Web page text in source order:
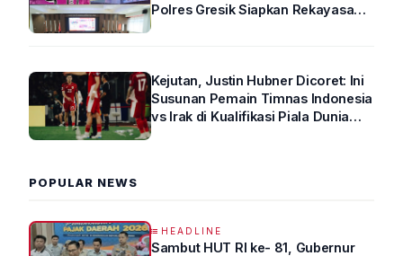
Polres Gresik Siapkan Rekayasa
Kejutan, Justin Hubner Dicoret: Ini
Susunan Pemain Timnas Indonesia
vs Irak di Kualifikasi Piala Dunia
POPULAR NEWS
HEADLINE
Sambut HUT RI ke- 81, Gubernur